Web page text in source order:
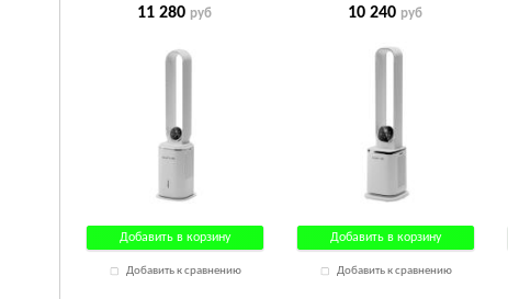
11 280 руб
Добавить в корзину
Добавить к сравнению
10 240 руб
Добавить в корзину
Добавить к сравнению